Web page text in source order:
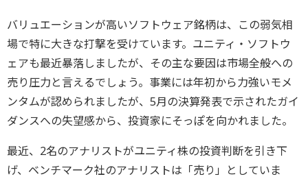
バリュエーションが高いソフトウェア銘柄は、この弱気相
場で特に大きな打撃を受けています。ユニティ・ソフトウ
ェアも最近暴落しましたが、その主な要因は市場全般への
売り圧力と言えるでしょう。事業には年初から力強いモメ
ンタムが認められましたが、5月の決算発表で示されたガイ
ダンスへの失望感から、投資家にそっぽを向かれました。
最近、2名のアナリストがユニティ株の投資判断を引き下
げ、ベンチマーク社のアナリストは「売り」としていま